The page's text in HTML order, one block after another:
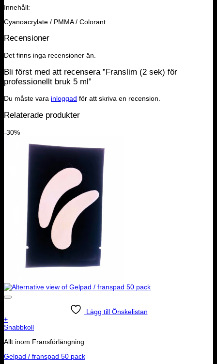
Innehåll:
Cyanoacrylate / PMMA / Colorant
Recensioner
Det finns inga recensioner än.
Bli först med att recensera ”Franslim (2 sek) för
professionellt bruk 5 ml”
Du måste vara inloggad för att skriva en recension.
Relaterade produkter
-30%
Lägg till Önskelistan
+
Snabbkoll
Allt inom Fransförlängning
Gelpad / franspad 50 pack